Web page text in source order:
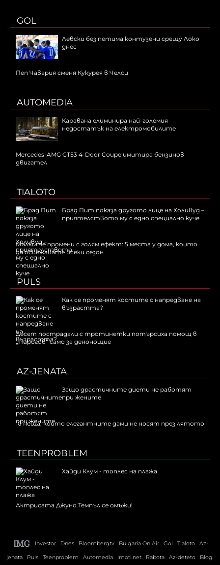
GOL
Левски без петима контузени срещу Локо
днес
Пеп Чавария сменя Кукурея в Челси
AUTOMEDIA
Каравана елиминира най-големия
недостатък на електромобилите
Mercedes-AMG GT53 4-Door Coupe имитира бензинов
двигател
TIALOTO
Брад Пит показа другото лице на Холивуд –
приятелството му с едно специално куче
Малките промени с голям ефект: 5 места у дома, които
да освежавате всеки сезон
PULS
Как се променят костите с напредване на
възрастта?
Десет пострадали с тротинетки потърсиха помощ в
„Пирогов“ само за денонощие
AZ-JENATA
Защо драстичните диети не работят
при жените
10 неща, които елегантните дами не носят през лятото
TEENPROBLEM
Хайди Клум - топлес на плажа
Актрисата Джуно Темпъл се омъжи!
Investor Dnes Bloombergtv Bulgaria On Air Gol Tialoto
Az-
jenata
Puls Teenproblem Automedia Imoti.net Rabota Az-deteto Blog